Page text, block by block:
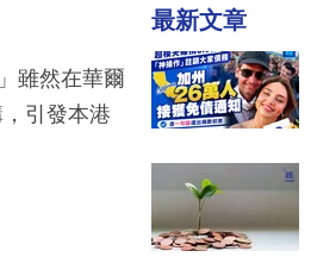
雖然在華爾
引發本港
最新文章